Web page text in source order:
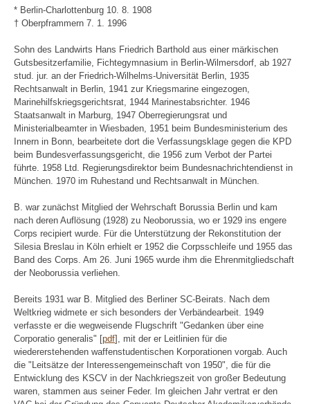
* Berlin-Charlottenburg 10. 8. 1908
† Oberpframmern 7. 1. 1996
Sohn des Landwirts Hans Friedrich Barthold aus einer märkischen
Gutsbesitzerfamilie, Fichtegymnasium in Berlin-Wilmersdorf, ab 1927
stud. jur. an der Friedrich-Wilhelms-Universität Berlin, 1935
Rechtsanwalt in Berlin, 1941 zur Kriegsmarine eingezogen,
Marinehilfskriegsgerichtsrat, 1944 Marinestabsrichter. 1946
Staatsanwalt in Marburg, 1947 Oberregierungsrat und
Ministerialbeamter in Wiesbaden, 1951 beim Bundesministerium des
Innern in Bonn, bearbeitete dort die Verfassungsklage gegen die KPD
beim Bundesverfassungsgericht, die 1956 zum Verbot der Partei
führte. 1958 Ltd. Regierungsdirektor beim Bundesnachrichtendienst in
München. 1970 im Ruhestand und Rechtsanwalt in München.
B. war zunächst Mitglied der Wehrschaft Borussia Berlin und kam
nach deren Auflösung (1928) zu Neoborussia, wo er 1929 ins engere
Corps recipiert wurde. Für die Unterstützung der Rekonstitution der
Silesia Breslau in Köln erhielt er 1952 die Corpsschleife und 1955 das
Band des Corps. Am 26. Juni 1965 wurde ihm die Ehrenmitgliedschaft
der Neoborussia verliehen.
Bereits 1931 war B. Mitglied des Berliner SC-Beirats. Nach dem
Weltkrieg widmete er sich besonders der Verbändearbeit. 1949
verfasste er die wegweisende Flugschrift "Gedanken über eine
Corporatio generalis" [pdf], mit der er Leitlinien für die
wiedererstehenden waffenstudentischen Korporationen vorgab. Auch
die "Leitsätze der Interessengemeinschaft von 1950", die für die
Entwicklung des KSCV in der Nachkriegszeit von großer Bedeutung
waren, stammen aus seiner Feder. Im gleichen Jahr vertrat er den